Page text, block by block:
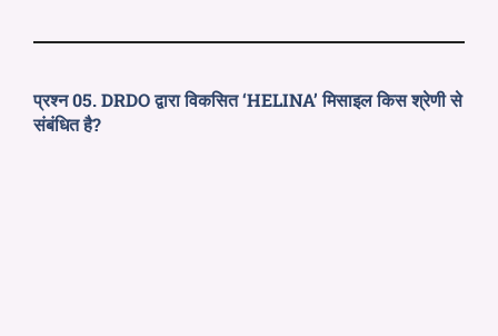
प्रश्न 05. DRDO द्वारा विकसित ‘HELINA’ मिसाइल किस श्रेणी से
संबंधित है?